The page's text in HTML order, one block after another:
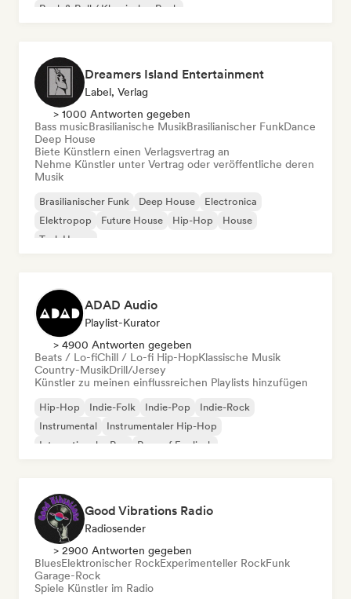
Rock & Roll / Klassischer Rock
Dreamers Island Entertainment
Label, Verlag
> 1000 Antworten gegeben
Bass musicBrasilianische MusikBrasilianischer FunkDance
Deep House
Biete Künstlern einen Verlagsvertrag an
Nehme Künstler unter Vertrag oder veröffentliche deren
Musik
Brasilianischer Funk Deep House
Electronica
Elektropop
Future House Hip-Hop
House
Tech House
ADAD Audio
Playlist-Kurator
> 4900 Antworten gegeben
Beats / Lo-fiChill / Lo-fi Hip-HopKlassische Musik
Country-MusikDrill/Jersey
Künstler zu meinen einflussreichen Playlists hinzufügen
Hip-Hop Indie-Folk Indie-Pop
Indie-Rock
Instrumental
Instrumentaler Hip-Hop
Internationaler Rap
Rap auf Englisch
Good Vibrations Radio
Radiosender
> 2900 Antworten gegeben
BluesElektronischer RockExperimenteller RockFunk
Garage-Rock
Spiele Künstler im Radio